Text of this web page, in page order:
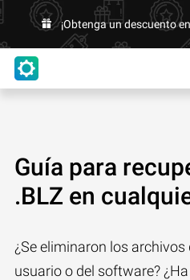
¡Obtenga un descuento
Guía para
.BLZ en
¿Se eliminaron los archivos
usuario o del software?